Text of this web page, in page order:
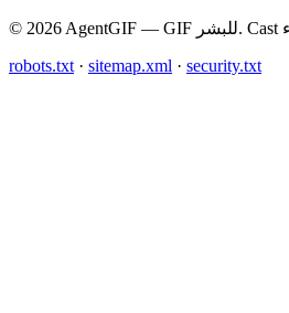
robots.txt · sitemap.xml · security.txt